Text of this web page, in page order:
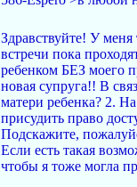
Здравствуйте! У
встречи пока
ребенком БЕЗ моего
новая супруга!! В
матери ребенка? 2.
присудить право
Подскажите,
Если есть такая
чтобы я тоже могла